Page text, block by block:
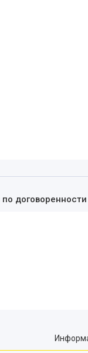
по договоренности